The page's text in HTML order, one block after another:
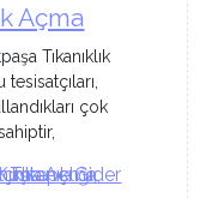
Açma
Tıkanıklık
çok